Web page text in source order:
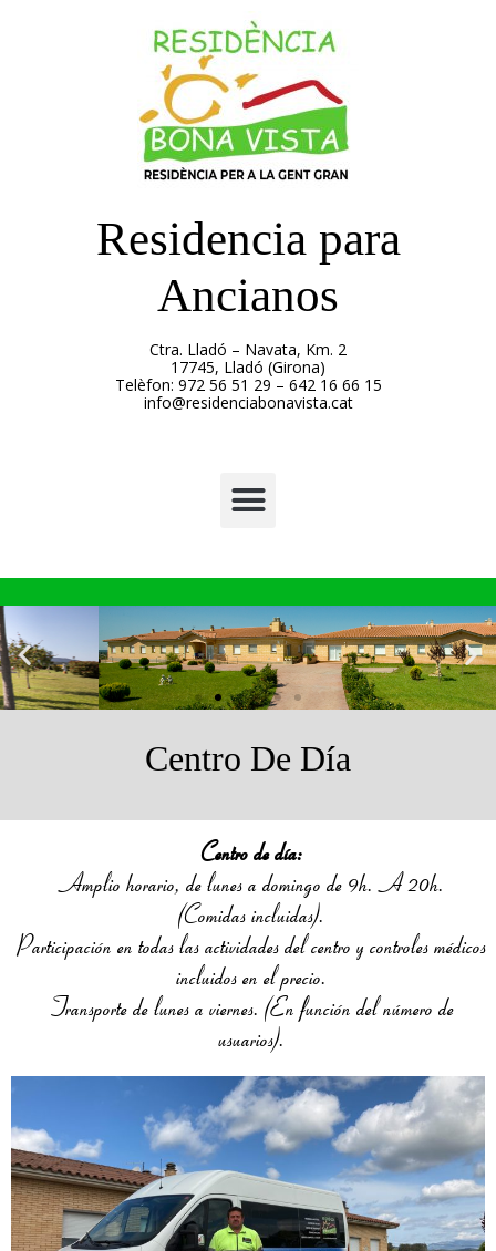
Residencia para
Ancianos
Ctra. Lladó – Navata, Km. 2
17745, Lladó (Girona)
Telèfon: 972 56 51 29 – 642 16 66 15
info@residenciabonavista.cat
Centro De Día
Centro de día:
Amplio horario, de lunes a domingo de 9h. A 20h.
(Comidas incluidas).
Participación en todas las actividades del centro y controles médicos
incluidos en el precio.
Transporte de lunes a viernes. (En función del número de
usuarios).